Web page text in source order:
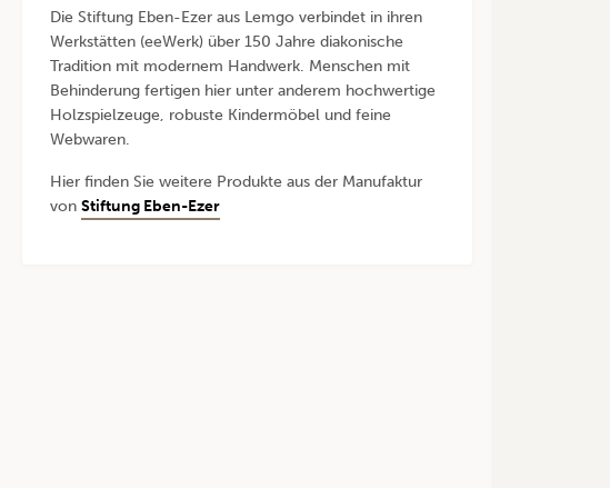
Die Stiftung Eben-Ezer aus Lemgo verbindet in ihren
Werkstätten (eeWerk) über 150 Jahre diakonische
Tradition mit modernem Handwerk. Menschen mit
Behinderung fertigen hier unter anderem hochwertige
Holzspielzeuge, robuste Kindermöbel und feine
Webwaren.
Hier finden Sie weitere Produkte aus der Manufaktur
vonStiftung Eben-Ezer